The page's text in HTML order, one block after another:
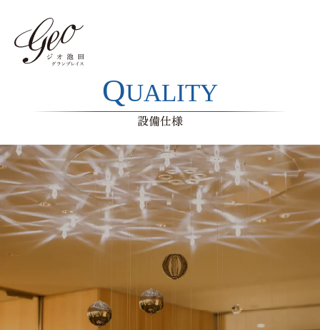
QUALITY
設備仕様